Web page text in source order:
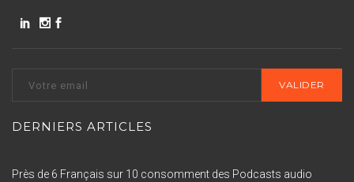
DERNIERS ARTICLES
Près de 6 Français sur 10 consomment des Podcasts audio